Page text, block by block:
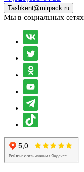
Tashkent@mirpack.ru
Мы в социальных сетях